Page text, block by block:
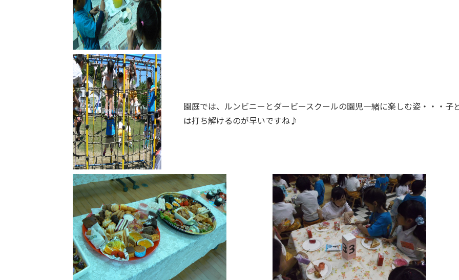
園庭では、ルンビニーとダービースクールの園児一緒に楽しむ姿・・・子
は打ち解けるのが早いですね♪